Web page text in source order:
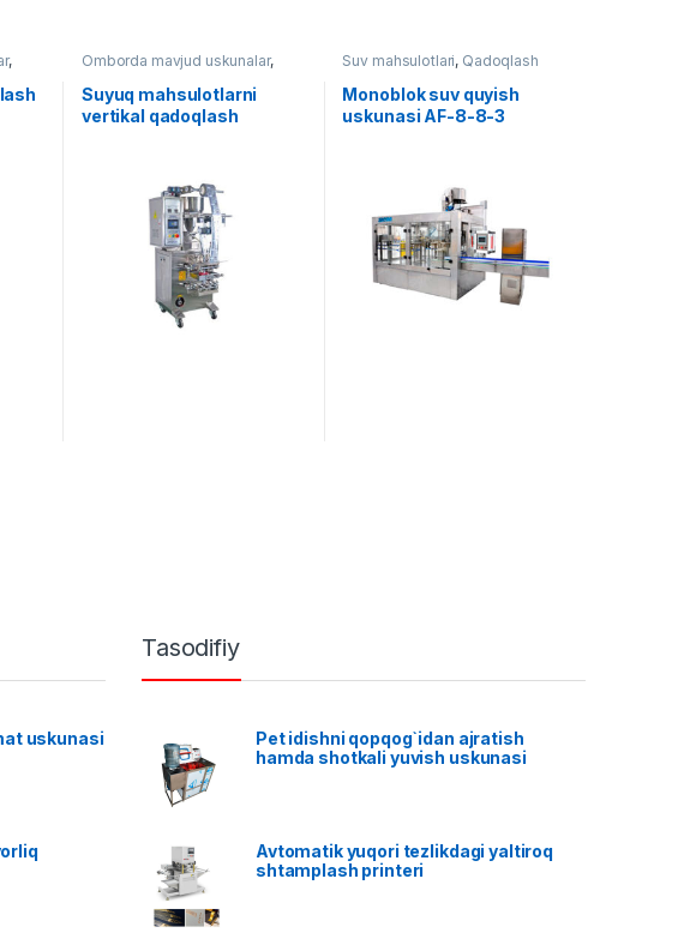
,
Omborda mavjud uskunalar,
Vertikal qadoqlash
Suyuq mahsulotlarni
vertikal qadoqlash
Suv mahsulotlari, Qadoqlash
Monoblok suv quyish
uskunasi AF-8-8-3
uskunasi
Tasodifiy
Pet idishni qopqog`idan ajratish
hamda shotkali yuvish uskunasi
Avtomatik yuqori tezlikdagi yaltiroq
shtamplash printeri